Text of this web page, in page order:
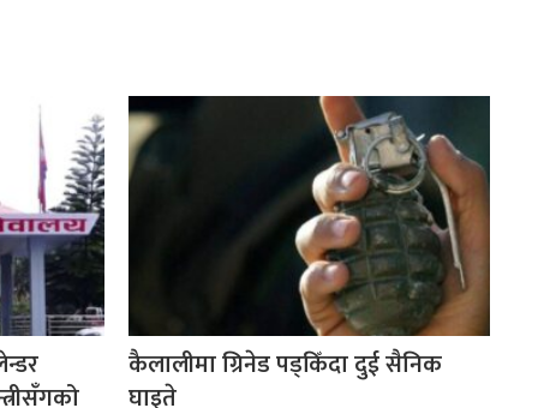
कैलालीमा ग्रिनेड पड्किँदा दुई सैनिक
घाइते